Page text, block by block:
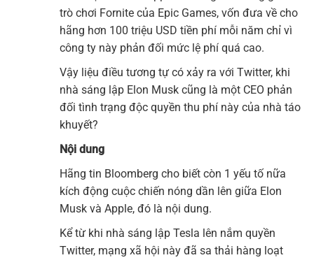
trò chơi Fornite của Epic Games, vốn đưa về cho
hãng hơn 100 triệu USD tiền phí mỗi năm chỉ vì
công ty này phản đối mức lệ phí quá cao.
Vậy liệu điều tương tự có xảy ra với Twitter, khi
nhà sáng lập Elon Musk cũng là một CEO phản
đối tình trạng độc quyền thu phí này của nhà táo
khuyết?
Nội dung
Hãng tin Bloomberg cho biết còn 1 yếu tố nữa
kích động cuộc chiến nóng dần lên giữa Elon
Musk và Apple, đó là nội dung.
Kể từ khi nhà sáng lập Tesla lên nắm quyền
Twitter, mạng xã hội này đã sa thải hàng loạt